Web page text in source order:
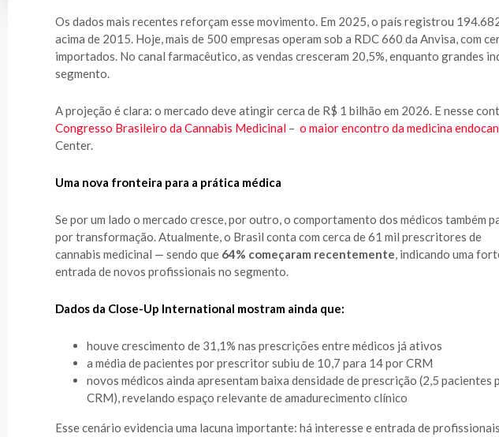
Os dados mais recentes reforçam esse movimento. Em 2025, o país registrou
acima de 2015. Hoje, mais de 500 empresas operam sob a RDC 660 da Anvisa, com
importados. No canal farmacêutico, as vendas cresceram 20,5%, enquanto grandes
segmento.
A projeção é clara: o mercado deve atingir cerca de R$ 1 bilhão em 2026. E nesse
Congresso Brasileiro da Cannabis Medicinal – o maior encontro da medicina
Center.
Uma nova fronteira para a prática médica
Se por um lado o mercado cresce, por outro, o comportamento dos médicos também
por transformação. Atualmente, o Brasil conta com cerca de 61 mil prescritores de
cannabis medicinal — sendo que 64% começaram recentemente, indicando uma
entrada de novos profissionais no segmento.
Dados da Close-Up International mostram ainda que:
houve crescimento de 31,1% nas prescrições entre médicos já ativos
a média de pacientes por prescritor subiu de 10,7 para 14 por CRM
novos médicos ainda apresentam baixa densidade de prescrição (2,5 pacientes
CRM), revelando espaço relevante de amadurecimento clínico
Esse cenário evidencia uma lacuna importante: há interesse e entrada de